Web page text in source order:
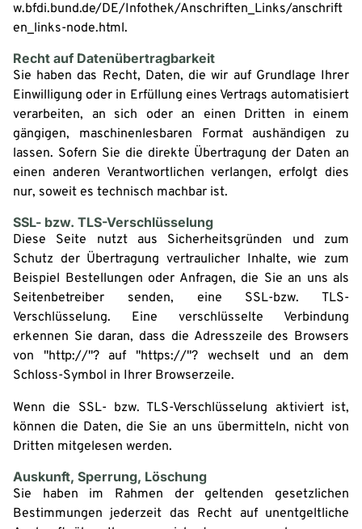
w.bfdi.bund.de/DE/Infothek/Anschriften_Links/anschrift
en_links-node.html.
Recht auf Datenübertragbarkeit
Sie haben das Recht, Daten, die wir auf Grundlage Ihrer
Einwilligung oder in Erfüllung eines Vertrags automatisiert
verarbeiten, an sich oder an einen Dritten in einem
gängigen, maschinenlesbaren Format aushändigen zu
lassen. Sofern Sie die direkte Übertragung der Daten an
einen anderen Verantwortlichen verlangen, erfolgt dies
nur, soweit es technisch machbar ist.
SSL- bzw. TLS-Verschlüsselung
Diese Seite nutzt aus Sicherheitsgründen und zum
Schutz der Übertragung vertraulicher Inhalte, wie zum
Beispiel Bestellungen oder Anfragen, die Sie an uns als
Seitenbetreiber senden, eine SSL-bzw. TLS-
Verschlüsselung. Eine verschlüsselte Verbindung
erkennen Sie daran, dass die Adresszeile des Browsers
von "http://"? auf "https://"? wechselt und an dem
Schloss-Symbol in Ihrer Browserzeile.
Wenn die SSL- bzw. TLS-Verschlüsselung aktiviert ist,
können die Daten, die Sie an uns übermitteln, nicht von
Dritten mitgelesen werden.
Auskunft, Sperrung, Löschung
Sie haben im Rahmen der geltenden gesetzlichen
Bestimmungen jederzeit das Recht auf unentgeltliche